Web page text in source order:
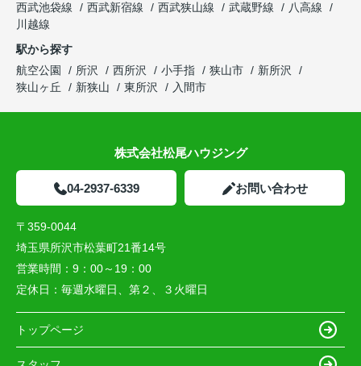
西武池袋線
西武新宿線 西武狭山線 武蔵野線
八高線
川越線
駅から探す
航空公園
所沢 西所沢 小手指 狭山市
新所沢
狭山ヶ丘
新狭山 東所沢 入間市
株式会社松尾ハウジング
04-2937-6339 お問い合わせ
〒359-0044
埼玉県所沢市松葉町21番14号
営業時間： 9：00～19：00
定休日： 毎週水曜日、第２、３火曜日
トップページ